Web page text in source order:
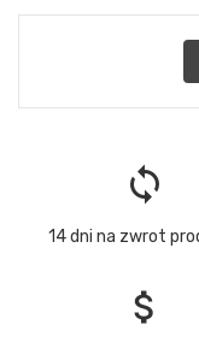
loop
14 dni na zwrot
attach_money